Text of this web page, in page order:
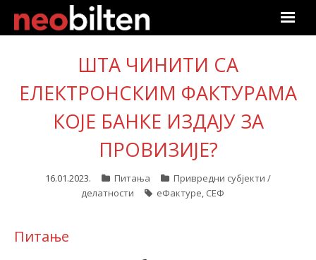
Почетна
Претрага
Актуелно
Линкови
ШТА ЧИНИТИ СА
ЕЛЕКТРОНСКИМ ФАКТУРАМА
КОЈЕ БАНКЕ ИЗДАЈУ ЗА
ПРОВИЗИЈЕ?
16.01.2023. Питања
Привредни субјекти /
делатности
еФактуре, СЕФ
Питање